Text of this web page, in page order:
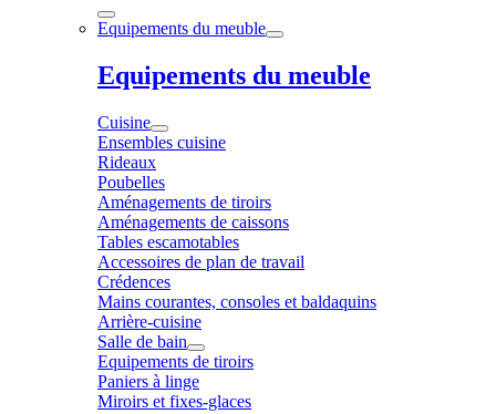
Equipements du meuble
Equipements du meuble
Cuisine
Ensembles cuisine
Rideaux
Poubelles
Aménagements de tiroirs
Aménagements de caissons
Tables escamotables
Accessoires de plan de travail
Crédences
Mains courantes, consoles et baldaquins
Arrière-cuisine
Salle de bain
Equipements de tiroirs
Paniers à linge
Miroirs et fixes-glaces